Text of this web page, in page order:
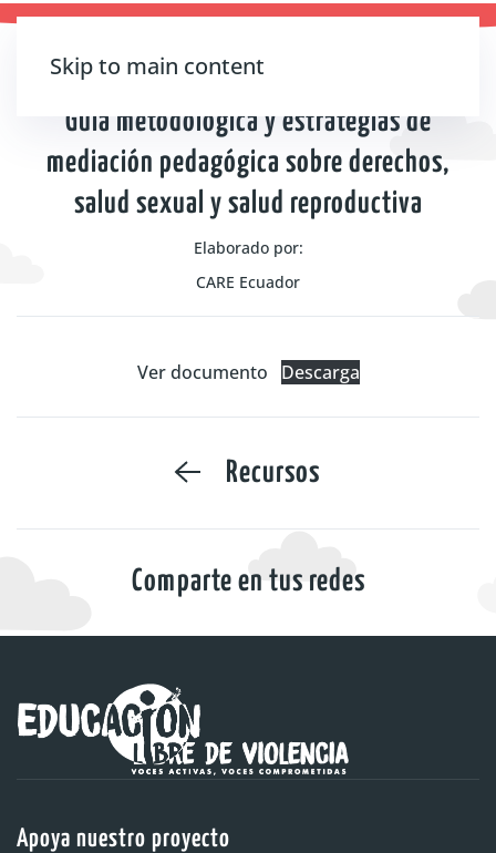
Skip to main content
Recursos Personal educativo
​Guía metodológica y estrategias de
mediación pedagógica sobre derechos,
salud sexual y salud reproductiva
Elaborado por:
CARE Ecuador
Ver documento Descarga
Recursos
Comparte en tus redes
Apoya nuestro proyecto